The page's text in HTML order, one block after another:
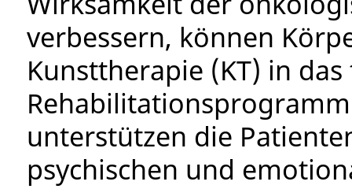
verbessern, können
Kunsttherapie (KT) in
unterstützen die
psychischen und